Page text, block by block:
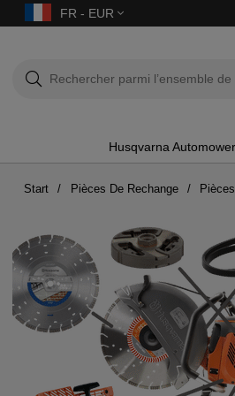
FR - EUR
Husqvarna
Start Pièces De Rechange